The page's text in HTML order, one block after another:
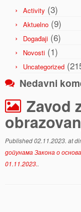
Activity (3)
Aktuelno (9)
Događaji (6)
Novosti (1)
Uncategorized
Nedavni
Zavod
Published02.11.2023. at
допунама Закона о
01.11.2023..